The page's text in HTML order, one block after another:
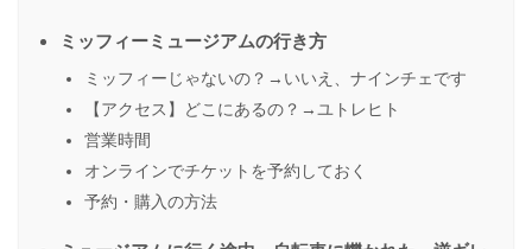
ミッフィーミュージアムの行き方
ミッフィーじゃないの？→いいえ、ナインチェです
【アクセス】どこにあるの？→ユトレヒト
営業時間
オンラインでチケットを予約しておく
予約・購入の方法